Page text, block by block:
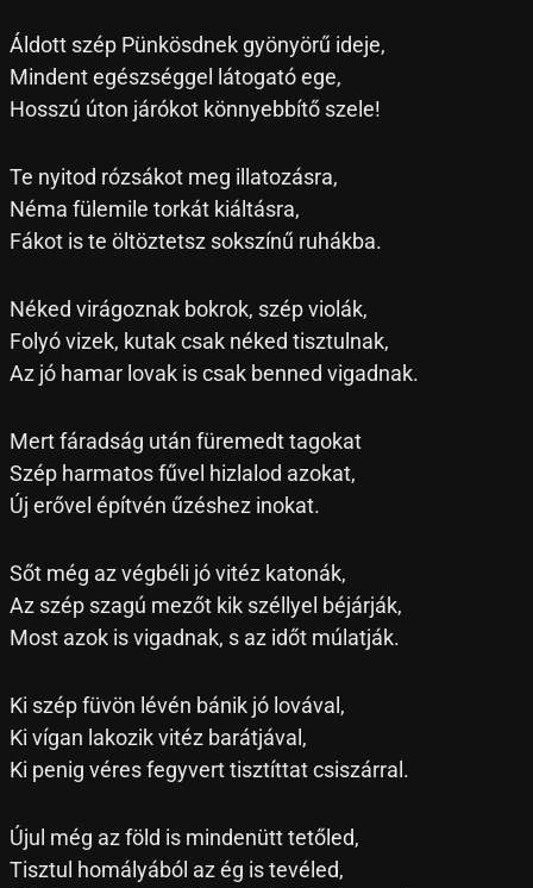
Áldott szép Pünkösdnek gyönyörű ideje,
Mindent egészséggel látogató ege,
Hosszú úton járókot könnyebbítő szele!
Te nyitod rózsákot meg illatozásra,
Néma fülemile torkát kiáltásra,
Fákot is te öltöztetsz sokszínű ruhákba.
Néked virágoznak bokrok, szép violák,
Folyó vizek, kutak csak néked tisztulnak,
Az jó hamar lovak is csak benned vigadnak.
Mert fáradság után füremedt tagokat
Szép harmatos fűvel hizlalod azokat,
Új erővel építvén űzéshez inokat.
Sőt még az végbéli jó vitéz katonák,
Az szép szagú mezőt kik széllyel béjárják,
Most azok is vigadnak, s az időt múlatják.
Ki szép füvön lévén bánik jó lovával,
Ki vígan lakozik vitéz barátjával,
Ki penig véres fegyvert tisztíttat csiszárral.
Újul még az föld is mindenütt tetőled,
Tisztul homályából az ég is tevéled,